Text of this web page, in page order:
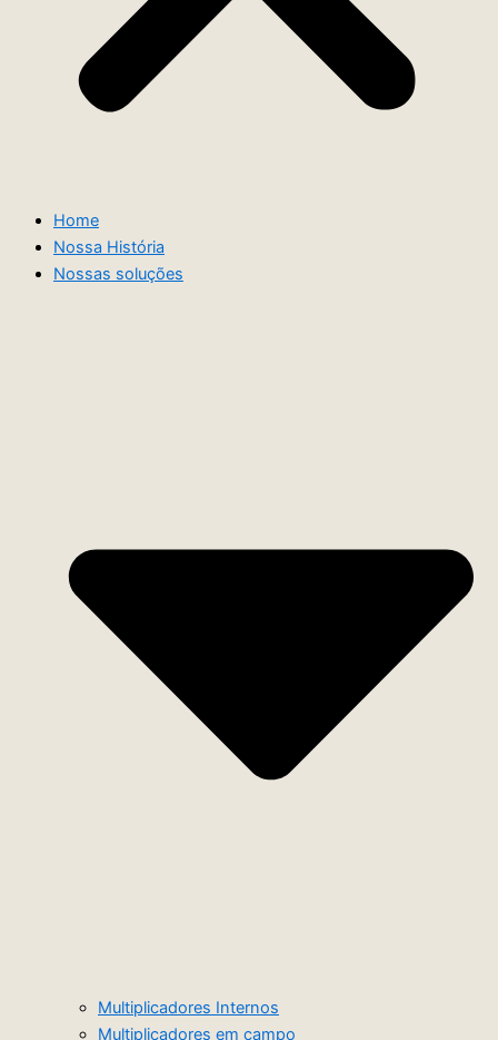
Home
Nossa História
Nossas soluções
Multiplicadores Internos
Multiplicadores em campo